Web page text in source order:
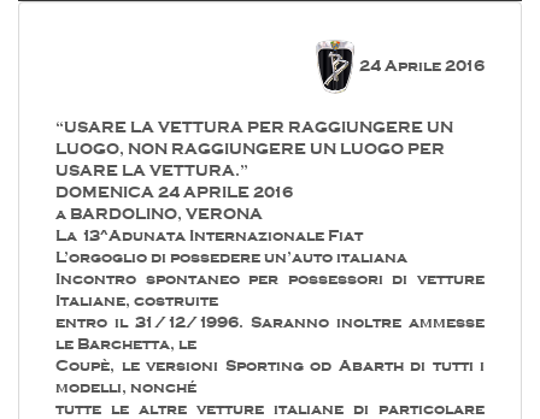
24 Aprile 2016
“USARE LA VETTURA PER RAGGIUNGERE UN
LUOGO, NON RAGGIUNGERE UN LUOGO PER
USARE LA VETTURA.”
DOMENICA 24 APRILE 2016
a BARDOLINO, VERONA
La 13^Adunata Internazionale Fiat
L’orgoglio di possedere un’auto italiana
Incontro spontaneo per possessori di vetture
Italiane, costruite
entro il 31/12/1996. Saranno inoltre ammesse
le Barchetta, le
Coupè, le versioni Sporting od Abarth di tutti i
modelli, nonché
tutte le altre vetture italiane di particolare